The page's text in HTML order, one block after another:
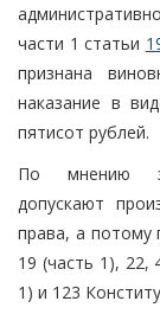
части 1 статьи
признана
наказание в
пятисот рублей.
По мнению
допускают
права, а потому
19 (часть 1), 22,
1) и 123